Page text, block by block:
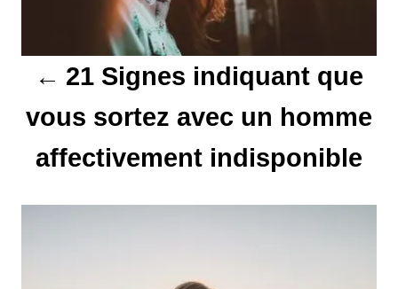
o
21 Signes indiquant que
vous sortez avec un homme
affectivement indisponible